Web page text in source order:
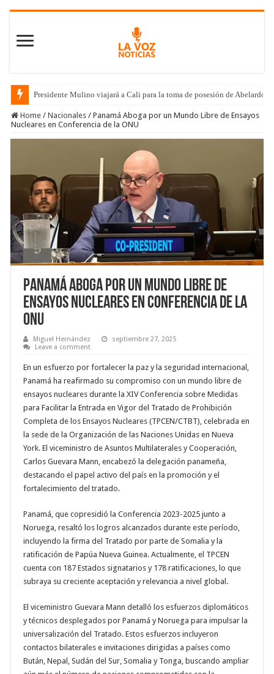
Presidente Mulino viajará a Cali para la toma de posesión de Abelardo
Home / Nacionales / Panamá Aboga por un Mundo Libre de Ensayos
Nucleares en Conferencia de la ONU
Panamá Aboga por un Mundo Libre de
Ensayos Nucleares en Conferencia de la
ONU
Miguel Hernández
septiembre 27, 2025
Leave a comment
En un esfuerzo por fortalecer la paz y la seguridad internacional,
Panamá ha reafirmado su compromiso con un mundo libre de
ensayos nucleares durante la XIV Conferencia sobre Medidas
para Facilitar la Entrada en Vigor del Tratado de Prohibición
Completa de los Ensayos Nucleares (TPCEN/CTBT), celebrada en
la sede de la Organización de las Naciones Unidas en Nueva
York. El viceministro de Asuntos Multilaterales y Cooperación,
Carlos Guevara Mann, encabezó la delegación panameña,
destacando el papel activo del país en la promoción y el
fortalecimiento del tratado.
Panamá, que copresidió la Conferencia 2023-2025 junto a
Noruega, resaltó los logros alcanzados durante este período,
incluyendo la firma del Tratado por parte de Somalia y la
ratificación de Papúa Nueva Guinea. Actualmente, el TPCEN
cuenta con 187 Estados signatarios y 178 ratificaciones, lo que
subraya su creciente aceptación y relevancia a nivel global.
El viceministro Guevara Mann detalló los esfuerzos diplomáticos
y técnicos desplegados por Panamá y Noruega para impulsar la
universalización del Tratado. Estos esfuerzos incluyeron
contactos bilaterales e invitaciones dirigidas a países como
Bután, Nepal, Sudán del Sur, Somalia y Tonga, buscando ampliar